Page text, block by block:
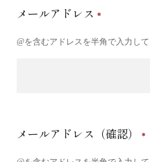
メールアドレス
@を含むアドレスを半角で入力し
メールアドレス（確認）